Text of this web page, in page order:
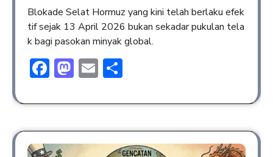
Blokade Selat Hormuz yang kini telah berlaku efek
tif sejak 13 April 2026 bukan sekadar pukulan tela
k bagi pasokan minyak global.
Facebook
Mastodon
Email